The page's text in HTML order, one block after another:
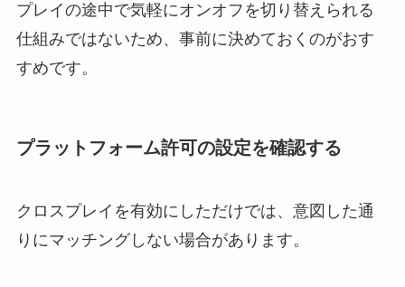
プレイの途中で気軽にオンオフを切り替えられる
仕組みではないため、事前に決めておくのがおす
すめです。
プラットフォーム許可の設定を確認する
クロスプレイを有効にしただけでは、意図した通
りにマッチングしない場合があります。